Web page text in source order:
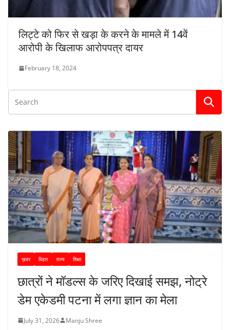
लिट्टे को फिर से खड़ा के करने के मामले में 14वें
आरोपी के खिलाफ आरोपपत्र दायर
February 18, 2024
ख़बर बिहार राज्य शिक्षा
छात्रों ने मॉडल्स के जरिए दिखाई समझ, नोट्रे
डेम एकेडमी पटना में लगा ज्ञान का मेला
July 31, 2026 Manju Shree